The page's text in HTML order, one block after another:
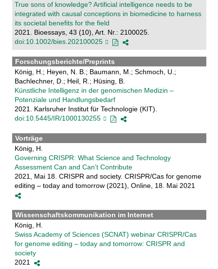
True sons of knowledge? Artificial intelligence needs to be
integrated with causal conceptions in biomedicine to harness
its societal benefits for the field
2021. Bioessays, 43 (10), Art. Nr.: 2100025.
doi:10.1002/bies.202100025
Forschungsberichte/Preprints
König, H.; Heyen, N. B.; Baumann, M.; Schmoch, U.;
Bachlechner, D.; Heil, R.; Hüsing, B.
Künstliche Intelligenz in der genomischen Medizin –
Potenziale und Handlungsbedarf
2021. Karlsruher Institut für Technologie (KIT).
doi:10.5445/IR/1000130255
Vorträge
König, H.
Governing CRISPR: What Science and Technology
Assessment Can and Can’t Contribute
2021, Mai 18. CRISPR and society. CRISPR/Cas for genome
editing – today and tomorrow (2021), Online, 18. Mai 2021
Wissenschaftskommunikation im Internet
König, H.
Swiss Academy of Sciences (SCNAT) webinar CRISPR/Cas
for genome editing – today and tomorrow: CRISPR and
society
2021